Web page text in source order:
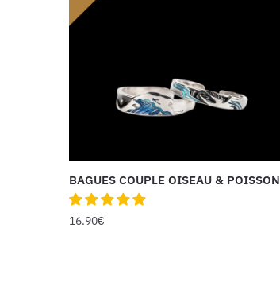
BAGUES COUPLE OISEAU & POISSON
16.90€